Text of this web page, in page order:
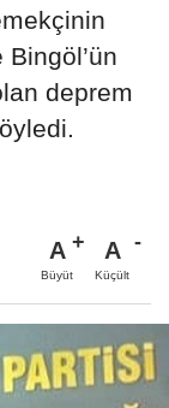
Bingöl’ün
deprem
A
Büyüt
A
Küçült